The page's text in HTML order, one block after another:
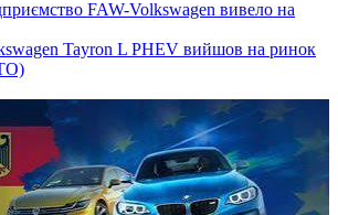
Tayron L PHEV вийшов на ринок